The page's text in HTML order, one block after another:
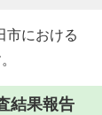
市における
結果報告